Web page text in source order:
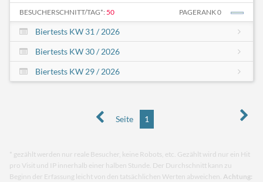
BESUCHERSCHNITT/TAG*: 50 PAGERANK 0
Biertests KW 31 / 2026
Biertests KW 30 / 2026
Biertests KW 29 / 2026
Seite 1
* gezählt werden nur reale Besucher, keine Robots, etc. Gezählt wird nur ein Hit
pro Visit und IP innerhalb einer halben Stunde. Der Durchschnitt kann zu
Beginn der Erfassung leicht von den tatsächlichen Werten abweichen. Achtung: